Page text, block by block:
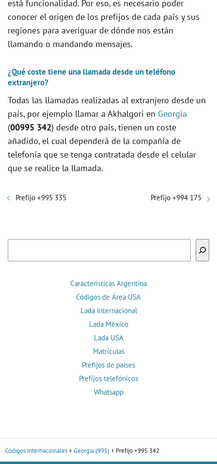
está funcionalidad. Por eso, es necesario poder
conocer el origen de los prefijos de cada país y sus
regiones para averiguar de dónde nos están
llamando o mandando mensajes.
¿Qué coste tiene una llamada desde un teléfono
extranjero?
Todas las llamadas realizadas al extranjero desde un
país, por ejemplo llamar a Akhalgori en Georgia
(00995 342) desde otro país, tienen un coste
añadido, el cual dependerá de la compañía de
telefonía que se tenga contratada desde el celular
que se realice la llamada.
Prefijo +995 335 Prefijo +994 175
Características Argentina
Códigos de Área USA
Lada Internacional
Lada México
Lada USA
Matrículas
Prefijos de países
Prefijos telefónicos
Whatsapp
Códigos internacionales Georgia (995) Prefijo +995 342